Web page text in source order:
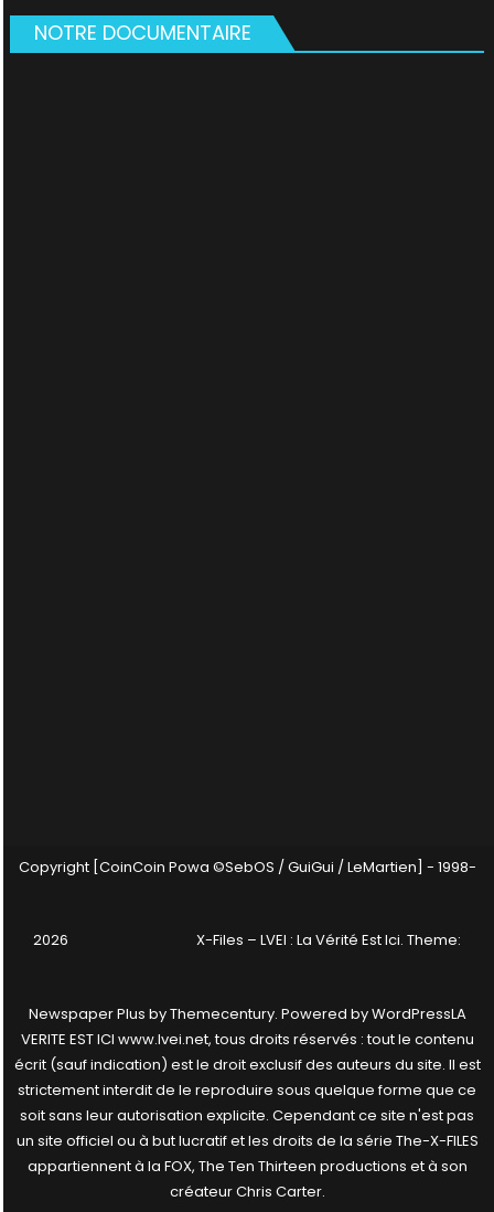
NOTRE DOCUMENTAIRE
Copyright [CoinCoin Powa ©SebOS / GuiGui / LeMartien] - 1998-
2026 X-Files – LVEI : La Vérité Est Ici. Theme:
Newspaper Plus byThemecentury. Powered byWordPressLA
VERITE EST ICI www.lvei.net, tous droits réservés : tout le contenu
écrit (sauf indication) est le droit exclusif des auteurs du site. Il est
strictement interdit de le reproduire sous quelque forme que ce
soit sans leur autorisation explicite. Cependant ce site n'est pas
un site officiel ou à but lucratif et les droits de la série The-X-FILES
appartiennent à la FOX, The Ten Thirteen productions et à son
créateur Chris Carter.